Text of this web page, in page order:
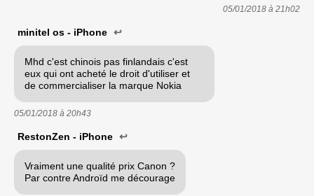
05/01/2018 à 21h02
minitel os - iPhone ↩
Mhd c'est chinois pas finlandais c'est
eux qui ont acheté le droit d'utiliser et
de commercialiser la marque Nokia
05/01/2018 à 20h43
RestonZen - iPhone ↩
Vraiment une qualité prix Canon ?
Par contre Androïd me décourage